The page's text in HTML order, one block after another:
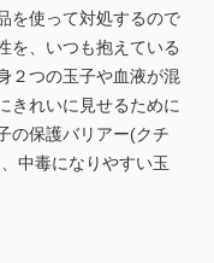
を使って対処するので
を、いつも抱えている
２つの玉子や血液が混
きれいに見せるために
の保護バリアー(クチ
中毒になりやすい玉